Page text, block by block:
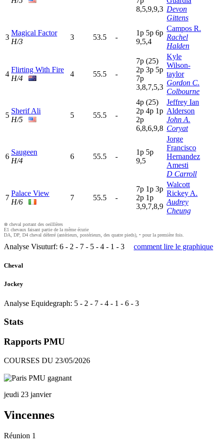
8,5,9,9,3 Devon
Gittens
3
Magical Factor
H/3
3 53.5 -
1p 5p 6p
9,5,4
Campos R.
Rachel
Halden
4
Flirting With Fire
H/4
4 55.5 -
7p (25)
2p 3p 5p
7p
3,8,7,5,3
Kyle
Wilson-
taylor
Gordon C.
Colbourne
5
Sherif Ali
H/5
5 55.5 -
4p (25)
2p 4p 1p
2p
6,8,6,9,8
Jeffrey Ian
Alderson
John A.
Coryat
6
Saugeen
H/4
6 55.5 -
1p 5p
9,5
Jorge
Francisco
Hernandez
Amesti
D Carroll
7
Palace View
H/6
7 55.5 -
7p 1p 3p
2p 1p
3,9,7,8,9
Walcott
Rickey A.
Audrey
Cheung
⊗ cheval portant des oeilllères
E1 chevaux faisant partie de la même écurie
DA, DP, D4 cheval déferré (antérieurs, postérieurs, des quatre pieds), • pour la première fois.
Analyse Visuturf: 6 - 2 - 7 - 5 - 4 - 1 - 3 comment lire le graphique
Cheval
Jockey
Analyse Equidegraph: 5 - 2 - 7 - 4 - 1 - 6 - 3
Stats
Rapports PMU
COURSES DU 23/05/2026
jeudi 23 janvier
Vincennes
Réunion 1